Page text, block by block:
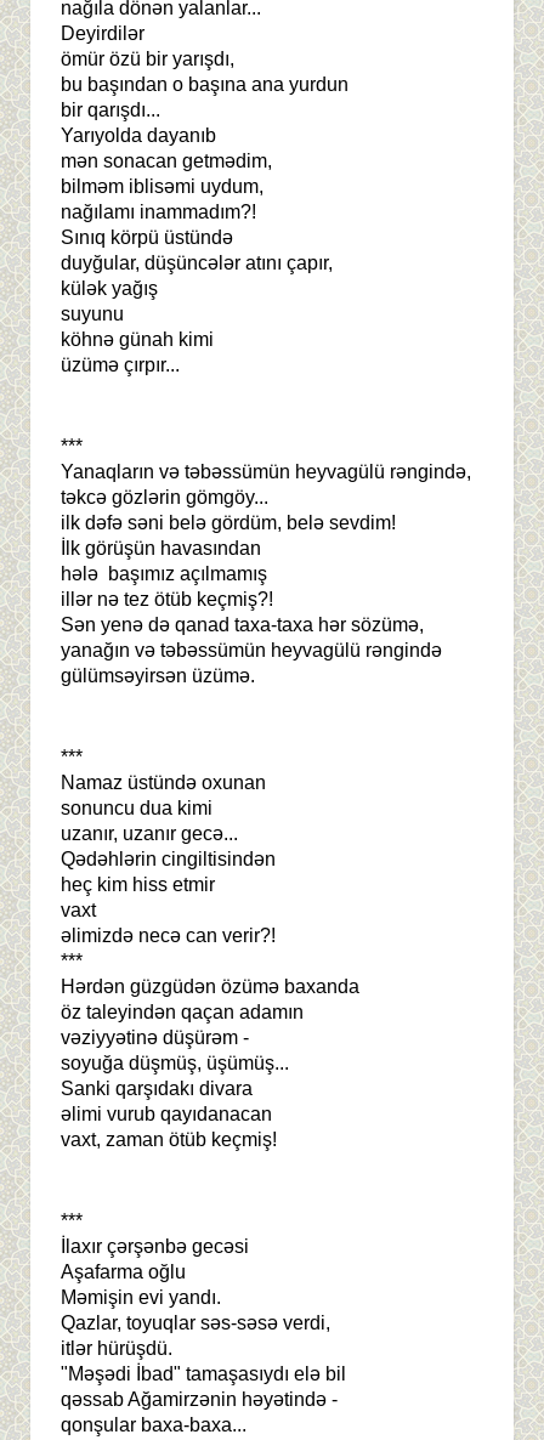
nağıla dönən yalanlar...
Deyirdilər
ömür özü bir yarışdı,
bu başından o başına ana yurdun
bir qarışdı...
Yarıyolda dayanıb
mən sonacan getmədim,
bilməm iblisəmi uydum,
nağılamı inammadım?!
Sınıq körpü üstündə
duyğular, düşüncələr atını çapır,
külək yağış
suyunu
köhnə günah kimi
üzümə çırpır...
***
Yanaqların və təbəssümün heyvagülü rəngində,
təkcə gözlərin gömgöy...
ilk dəfə səni belə gördüm, belə sevdim!
İlk görüşün havasından
hələ başımız açılmamış
illər nə tez ötüb keçmiş?!
Sən yenə də qanad taxa-taxa hər sözümə,
yanağın və təbəssümün heyvagülü rəngində
gülümsəyirsən üzümə.
***
Namaz üstündə oxunan
sonuncu dua kimi
uzanır, uzanır gecə...
Qədəhlərin cingiltisindən
heç kim hiss etmir
vaxt
əlimizdə necə can verir?!
***
Hərdən güzgüdən özümə baxanda
öz taleyindən qaçan adamın
vəziyyətinə düşürəm -
soyuğa düşmüş, üşümüş...
Sanki qarşıdakı divara
əlimi vurub qayıdanacan
vaxt, zaman ötüb keçmiş!
***
İlaxır çərşənbə gecəsi
Aşafarma oğlu
Məmişin evi yandı.
Qazlar, toyuqlar səs-səsə verdi,
itlər hürüşdü.
"Məşədi İbad" tamaşasıydı elə bil
qəssab Ağamirzənin həyətində -
qonşular baxa-baxa...